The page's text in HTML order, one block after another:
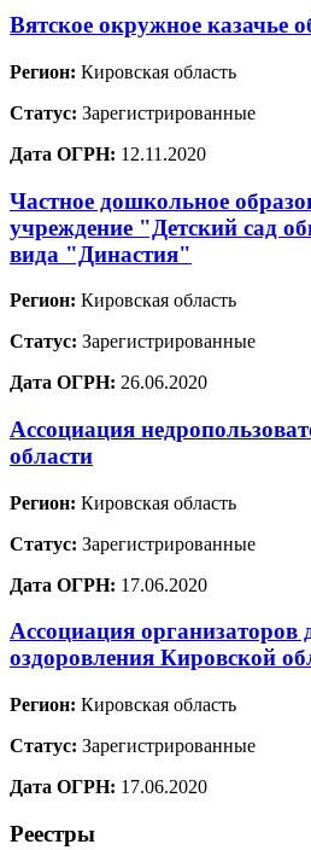
Вятское окружное казачье
Регион: Кировская область
Статус: Зарегистрированные
Дата ОГРН: 12.11.2020
Частное дошкольное
учреждение "Детский сад
вида "Династия"
Регион: Кировская область
Статус: Зарегистрированные
Дата ОГРН: 26.06.2020
Ассоциация
области
Регион: Кировская область
Статус: Зарегистрированные
Дата ОГРН: 17.06.2020
Ассоциация организаторов
оздоровления Кировской
Регион: Кировская область
Статус: Зарегистрированные
Дата ОГРН: 17.06.2020
Реестры